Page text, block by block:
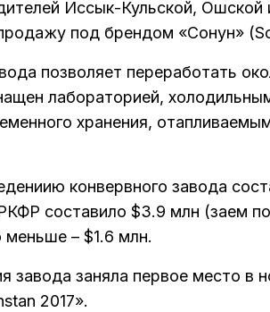
Иссык-Кульской, Ошской
под брендом «Сонун»
позволяет переработать
лабораторией,
хранения,
конвервного завода
составило $3.9 млн (заем
меньше – $1.6 млн.
завода заняла первое место в
2017».